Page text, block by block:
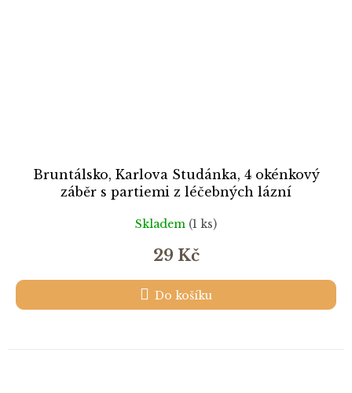
Bruntálsko, Karlova Studánka, 4 okénkový
záběr s partiemi z léčebných lázní
Skladem (1 ks)
29 Kč
Do košíku